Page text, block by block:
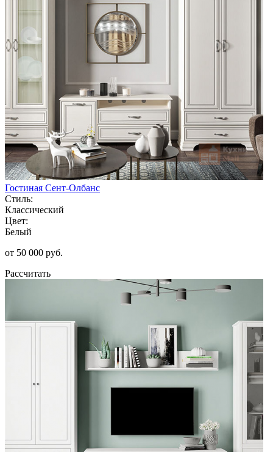
Гостиная Сент-Олбанс
Стиль:
Классический
Цвет:
Белый
от 50 000 руб.
Рассчитать